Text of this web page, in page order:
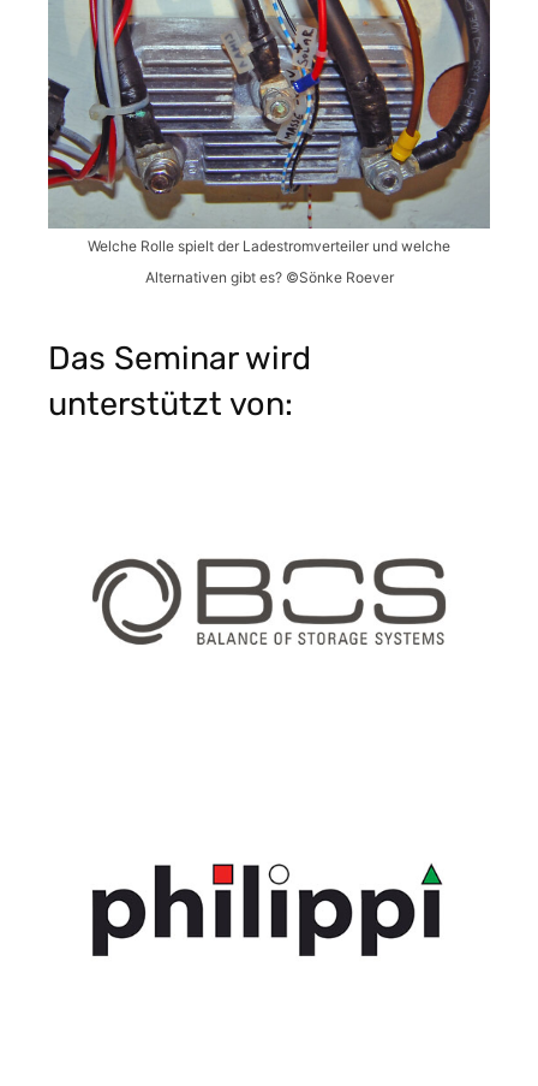
Welche Rolle spielt der Ladestromverteiler und welche
Alternativen gibt es? ©Sönke Roever
Das Seminar wird
unterstützt von: